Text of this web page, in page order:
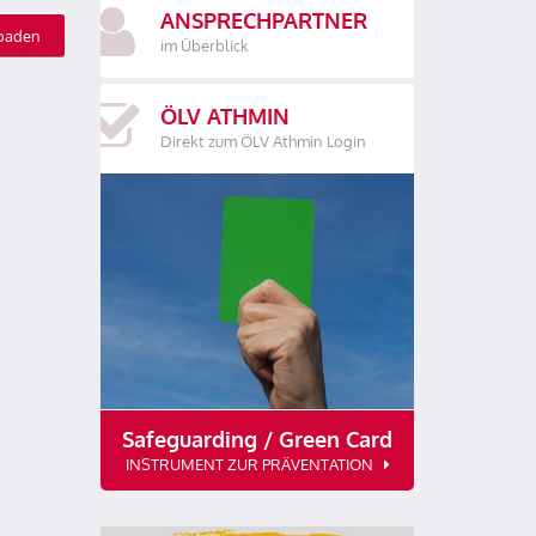
ANSPRECHPARTNER
im Überblick
ÖLV ATHMIN
Direkt zum ÖLV Athmin Login
Safeguarding / Green Card
INSTRUMENT ZUR PRÄVENTATION